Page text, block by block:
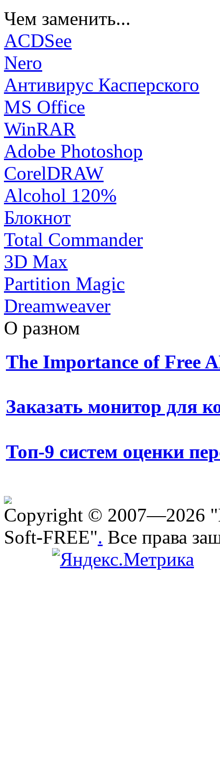
Чем заменить...
ACDSee
Nero
Антивирус Касперского
MS Office
WinRAR
Adobe Photoshop
CorelDRAW
Alcohol 120%
Блокнот
Total Commander
3D Max
Partition Magic
Dreamweaver
О разном
The Importance of Free
Заказать монитор для
Топ-9 систем оценки
Copyright © 2007—2026
Soft-FREE". Все права